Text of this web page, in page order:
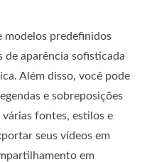
modelos predefinidos
de aparência sofisticada
Além disso, você pode
e sobreposições
fontes, estilos e
seus vídeos em
em